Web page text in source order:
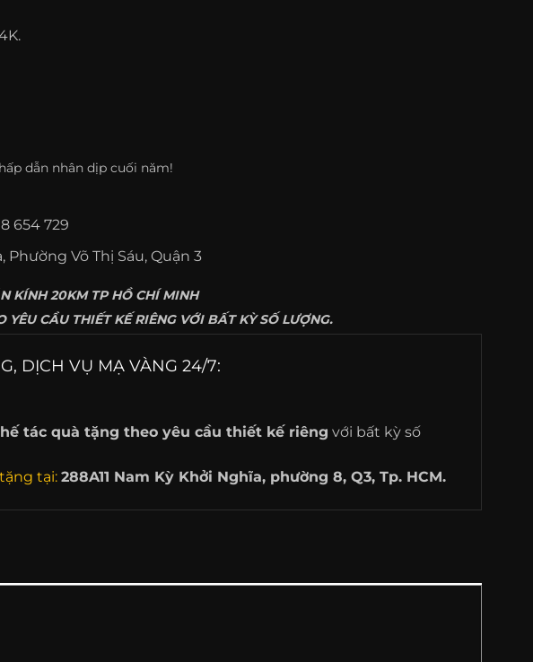
dẫn nhân dịp cuối năm!
654 729
Phường Võ Thị Sáu, Quận 3
KÍNH 20KM TP HỒ CHÍ MINH
CẦU THIẾT KẾ RIÊNG VỚI BẤT KỲ SỐ LƯỢNG.
DỊCH VỤ MẠ VÀNG 24/7:
tác quà tặng theo yêu cầu thiết kế riêng với bất kỳ số
tại: 288A11 Nam Kỳ Khởi Nghĩa, phường 8, Q3, Tp. HCM.